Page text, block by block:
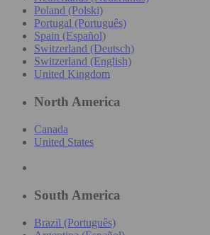
Poland (Polski)
Portugal (Português)
Spain (Español)
Switzerland (Deutsch)
Switzerland (English)
United Kingdom
North America
Canada
United States
South America
Brazil (Português)